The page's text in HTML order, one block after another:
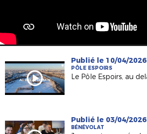
Publié le 10/04/2026
PÔLE ESPOIRS
Publié le 03/04/2026
BÉNÉVOLAT